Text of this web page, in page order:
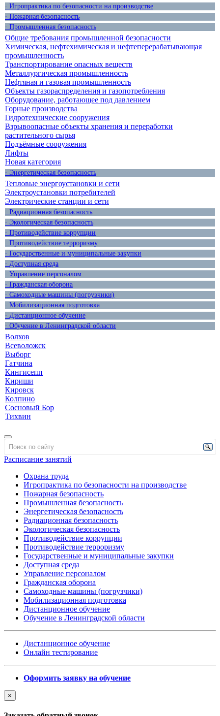
· Игропрактика по безопасности на производстве
· Пожарная безопасность
· Промышленная безопасность
Общие требования промышленной безопасности
Химическая, нефтехимическая и нефтеперерабатывающая
промышленность
Транспортирование опасных веществ
Металлургическая промышленность
Нефтяная и газовая промышленность
Объекты газораспределения и газопотребления
Оборудование, работающее под давлением
Горные производства
Гидротехнические сооружения
Взрывоопасные объекты хранения и переработки
растительного сырья
Подъёмные сооружения
Лифты
Новая категория
· Энергетическая безопасность
Тепловые энергоустановки и сети
Электроустановки потребителей
Электрические станции и сети
· Радиационная безопасность
· Экологическая безопасность
· Противодействие коррупции
· Противодействие терроризму
· Государственные и муниципальные закупки
· Доступная среда
· Управление персоналом
· Гражданская оборона
· Самоходные машины (погрузчики)
· Мобилизационная подготовка
· Дистанционное обучение
· Обучение в Ленинградской области
Волхов
Всеволожск
Выборг
Гатчина
Кингисепп
Кириши
Кировск
Колпино
Сосновый Бор
Тихвин
Расписание занятий
Охрана труда
Игропрактика по безопасности на производстве
Пожарная безопасность
Промышленная безопасность
Энергетическая безопасность
Радиационная безопасность
Экологическая безопасность
Противодействие коррупции
Противодействие терроризму
Государственные и муниципальные закупки
Доступная среда
Управление персоналом
Гражданская оборона
Самоходные машины (погрузчики)
Мобилизационная подготовка
Дистанционное обучение
Обучение в Ленинградской области
Дистанционное обучение
Онлайн тестирование
Оформить заявку на обучение
×